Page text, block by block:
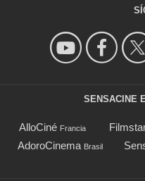
SENSACINE
AlloCiné Francia
AdoroCinema Brasil